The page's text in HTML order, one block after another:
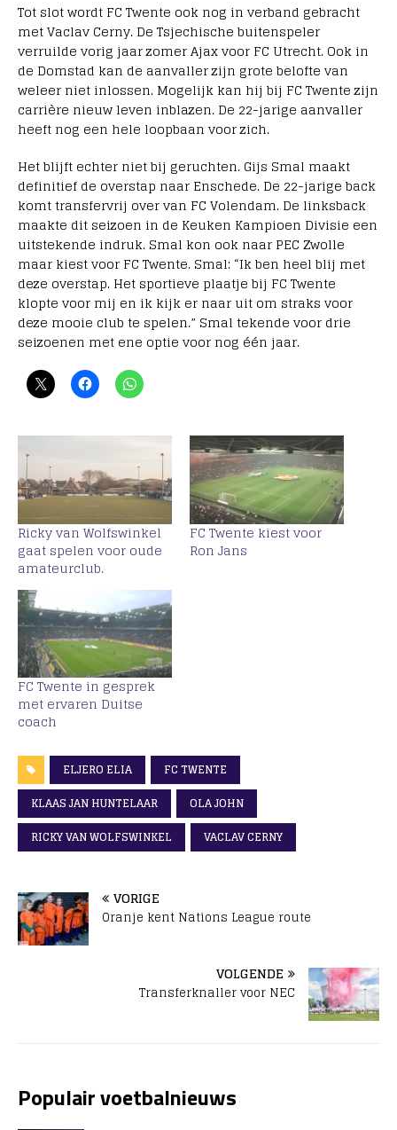
Tot slot wordt FC Twente ook nog in verband gebracht
met Vaclav Cerny. De Tsjechische buitenspeler
verruilde vorig jaar zomer Ajax voor FC Utrecht. Ook in
de Domstad kan de aanvaller zijn grote belofte van
weleer niet inlossen. Mogelijk kan hij bij FC Twente zijn
carrière nieuw leven inblazen. De 22-jarige aanvaller
heeft nog een hele loopbaan voor zich.
Het blijft echter niet bij geruchten. Gijs Smal maakt
definitief de overstap naar Enschede. De 22-jarige back
komt transfervrij over van FC Volendam. De linksback
maakte dit seizoen in de Keuken Kampioen Divisie een
uitstekende indruk. Smal kon ook naar PEC Zwolle
maar kiest voor FC Twente. Smal: “Ik ben heel blij met
deze overstap. Het sportieve plaatje bij FC Twente
klopte voor mij en ik kijk er naar uit om straks voor
deze mooie club te spelen.” Smal tekende voor drie
seizoenen met ene optie voor nog één jaar.
Ricky van Wolfswinkel
gaat spelen voor oude
amateurclub.
FC Twente kiest voor
Ron Jans
FC Twente in gesprek
met ervaren Duitse
coach
ELJERO ELIA
FC TWENTE
KLAAS JAN HUNTELAAR
OLA JOHN
RICKY VAN WOLFSWINKEL
VACLAV CERNY
VORIGE
Oranje kent Nations League route
VOLGENDE
Transferknaller voor NEC
Populair voetbalnieuws